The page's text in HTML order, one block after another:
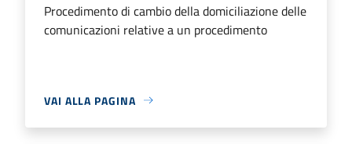
Procedimento di cambio della domiciliazione delle
comunicazioni relative a un procedimento
VAI ALLA PAGINA